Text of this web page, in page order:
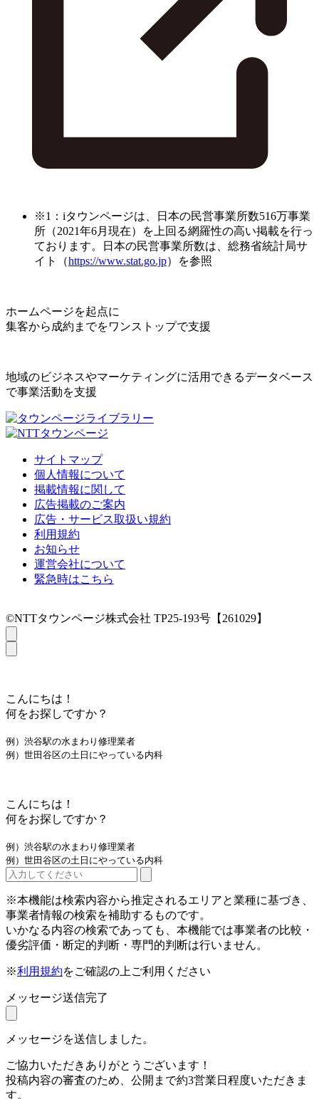
※1：iタウンページは、日本の民営事業所数516万事業
所（2021年6月現在）を上回る網羅性の高い掲載を行っ
ております。日本の民営事業所数は、総務省統計局サ
イト（https://www.stat.go.jp）を参照
ホームページを起点に
集客から成約までをワンストップで支援
地域のビジネスやマーケティングに活用できるデータベース
で事業活動を支援
サイトマップ
個人情報について
掲載情報に関して
広告掲載のご案内
広告・サービス取扱い規約
利用規約
お知らせ
運営会社について
緊急時はこちら
©NTTタウンページ株式会社 TP25-193号【261029】
こんにちは！
何をお探しですか？
例）渋谷駅の水まわり修理業者
例）世田谷区の土日にやっている内科
こんにちは！
何をお探しですか？
例）渋谷駅の水まわり修理業者
例）世田谷区の土日にやっている内科
※本機能は検索内容から推定されるエリアと業種に基づき、
事業者情報の検索を補助するものです。
いかなる内容の検索であっても、本機能では事業者の比較・
優劣評価・断定的判断・専門的判断は行いません。
※利用規約をご確認の上ご利用ください
メッセージ送信完了
メッセージを送信しました。
ご協力いただきありがとうございます！
投稿内容の審査のため、公開まで約3営業日程度いただきま
す。